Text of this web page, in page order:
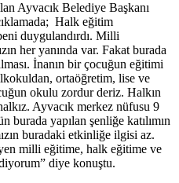
Ayvacık Belediye Başkanı
Halk eğitim
duygulandırdı. Milli
her yanında var. Fakat burada
İnanın bir çocuğun eğitimi
ortaöğretim, lise ve
okulu zordur deriz. Halkın
Ayvacık merkez nüfusu 9
yapılan şenliğe katılımın
buradaki etkinliğe ilgisi az.
milli eğitime, halk eğitime ve
diye konuştu.